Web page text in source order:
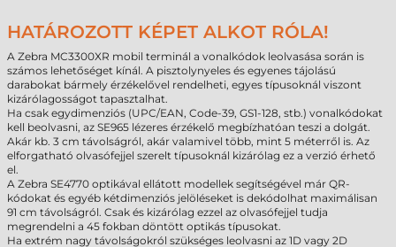
HATÁROZOTT KÉPET ALKOT RÓLA!
A Zebra MC3300XR mobil terminál a vonalkódok leolvasása során is
számos lehetőséget kínál. A pisztolynyeles és egyenes tájolású
darabokat bármely érzékelővel rendelheti, egyes típusoknál viszont
kizárólagosságot tapasztalhat.
Ha csak egydimenziós (UPC/EAN, Code-39, GS1-128, stb.) vonalkódokat
kell beolvasni, az SE965 lézeres érzékelő megbízhatóan teszi a dolgát.
Akár kb. 3 cm távolságról, akár valamivel több, mint 5 méterről is. Az
elforgatható olvasófejjel szerelt típusoknál kizárólag ez a verzió érhető
el.
A Zebra SE4770 optikával ellátott modellek segítségével már QR-
kódokat és egyéb kétdimenziós jelöléseket is dekódolhat maximálisan
91 cm távolságról. Csak és kizárólag ezzel az olvasófejjel tudja
megrendelni a 45 fokban döntött optikás típusokat.
Ha extrém nagy távolságokról szükséges leolvasni az 1D vagy 2D